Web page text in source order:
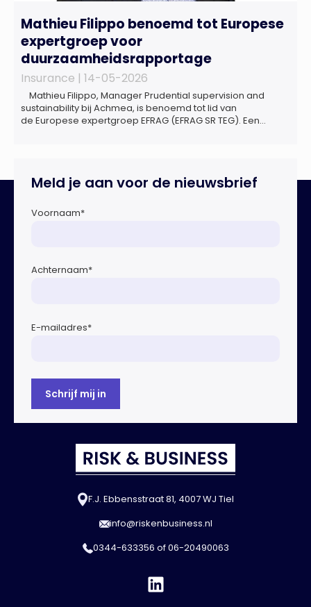
Mathieu Filippo benoemd tot Europese
expertgroep voor
duurzaamheidsrapportage
Insurance | 14-05-2026
Mathieu Filippo, Manager Prudential supervision and
sustainability bij Achmea, is benoemd tot lid van
de Europese expertgroep EFRAG (EFRAG SR TEG). Een
Europese Commissie bij het ontwikkelen van […]
Meld je aan voor de nieuwsbrief
Voornaam*
Achternaam*
E-mailadres*
F.J. Ebbensstraat 81, 4007 WJ Tiel
info@riskenbusiness.nl
0344-633356 of06-20490063